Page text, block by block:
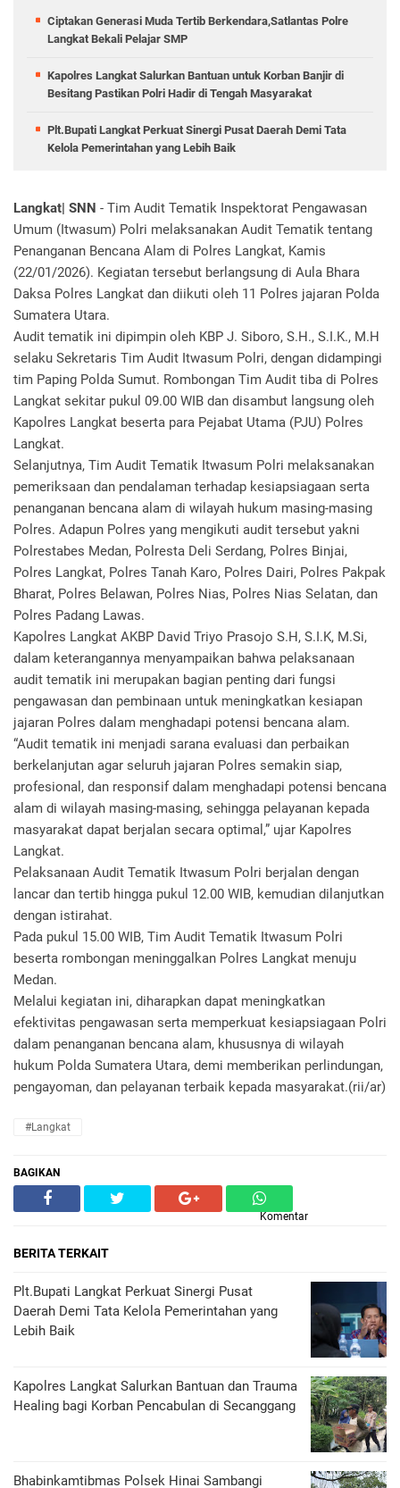
Ciptakan Generasi Muda Tertib Berkendara,Satlantas Polre
Langkat Bekali Pelajar SMP
Kapolres Langkat Salurkan Bantuan untuk Korban Banjir di
Besitang Pastikan Polri Hadir di Tengah Masyarakat
Plt.Bupati Langkat Perkuat Sinergi Pusat Daerah Demi Tata
Kelola Pemerintahan yang Lebih Baik
Langkat| SNN - Tim Audit Tematik Inspektorat Pengawasan
Umum (Itwasum) Polri melaksanakan Audit Tematik tentang
Penanganan Bencana Alam di Polres Langkat, Kamis
(22/01/2026). Kegiatan tersebut berlangsung di Aula Bhara
Daksa Polres Langkat dan diikuti oleh 11 Polres jajaran Polda
Sumatera Utara.
Audit tematik ini dipimpin oleh KBP J. Siboro, S.H., S.I.K., M.H
selaku Sekretaris Tim Audit Itwasum Polri, dengan didampingi
tim Paping Polda Sumut. Rombongan Tim Audit tiba di Polres
Langkat sekitar pukul 09.00 WIB dan disambut langsung oleh
Kapolres Langkat beserta para Pejabat Utama (PJU) Polres
Langkat.
Selanjutnya, Tim Audit Tematik Itwasum Polri melaksanakan
pemeriksaan dan pendalaman terhadap kesiapsiagaan serta
penanganan bencana alam di wilayah hukum masing-masing
Polres. Adapun Polres yang mengikuti audit tersebut yakni
Polrestabes Medan, Polresta Deli Serdang, Polres Binjai,
Polres Langkat, Polres Tanah Karo, Polres Dairi, Polres Pakpak
Bharat, Polres Belawan, Polres Nias, Polres Nias Selatan, dan
Polres Padang Lawas.
Kapolres Langkat AKBP David Triyo Prasojo S.H, S.I.K, M.Si,
dalam keterangannya menyampaikan bahwa pelaksanaan
audit tematik ini merupakan bagian penting dari fungsi
pengawasan dan pembinaan untuk meningkatkan kesiapan
jajaran Polres dalam menghadapi potensi bencana alam.
“Audit tematik ini menjadi sarana evaluasi dan perbaikan
berkelanjutan agar seluruh jajaran Polres semakin siap,
profesional, dan responsif dalam menghadapi potensi bencana
alam di wilayah masing-masing, sehingga pelayanan kepada
masyarakat dapat berjalan secara optimal,” ujar Kapolres
Langkat.
Pelaksanaan Audit Tematik Itwasum Polri berjalan dengan
lancar dan tertib hingga pukul 12.00 WIB, kemudian dilanjutkan
dengan istirahat.
Pada pukul 15.00 WIB, Tim Audit Tematik Itwasum Polri
beserta rombongan meninggalkan Polres Langkat menuju
Medan.
Melalui kegiatan ini, diharapkan dapat meningkatkan
efektivitas pengawasan serta memperkuat kesiapsiagaan Polri
dalam penanganan bencana alam, khususnya di wilayah
hukum Polda Sumatera Utara, demi memberikan perlindungan,
pengayoman, dan pelayanan terbaik kepada masyarakat.(rii/ar)
#Langkat
BAGIKAN
Komentar
BERITA TERKAIT
Plt.Bupati Langkat Perkuat Sinergi Pusat
Daerah Demi Tata Kelola Pemerintahan yang
Lebih Baik
Kapolres Langkat Salurkan Bantuan dan Trauma
Healing bagi Korban Pencabulan di Secanggang
Bhabinkamtibmas Polsek Hinai Sambangi